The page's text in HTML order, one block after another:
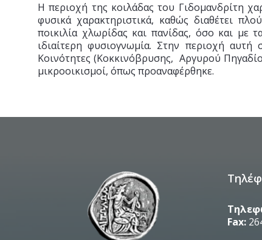
Η περιοχή της κοιλάδας του Γιδομανδρίτη
φυσικά χαρακτηριστικά, καθώς διαθέτει
ποικιλία χλωρίδας και πανίδας, όσο και με
ιδιαίτερη φυσιογνωμία. Στην περιοχή
Κοινότητες (Κοκκινόβρυσης, Αργυρού
μικροοικισμοί, όπως προαναφέρθηκε.
Fax: